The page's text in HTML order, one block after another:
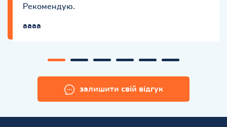
Рекомендую.
aaaa
залишити свій відгук